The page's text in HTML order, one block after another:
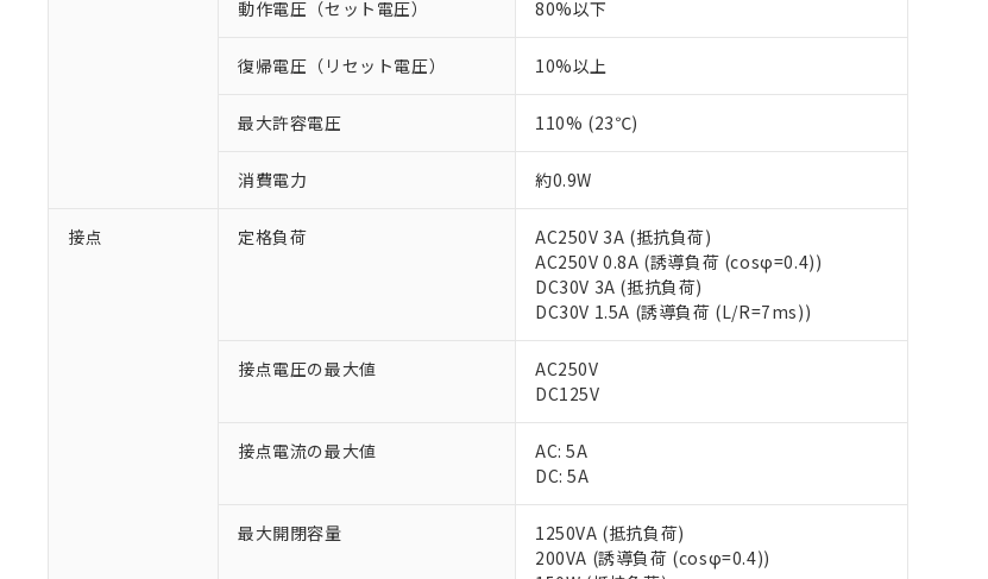
動作電圧（セット電圧） 80%以下
復帰電圧（リセット電圧） 10%以上
最大許容電圧 110% (23℃)
消費電力 約0.9W
接点 定格負荷
AC250V 3A (抵抗負荷)
AC250V 0.8A (誘導負荷 (cosφ=0.4))
DC30V 3A (抵抗負荷)
DC30V 1.5A (誘導負荷 (L/R=7ms))
接点電圧の最大値
AC250V
DC125V
接点電流の最大値
AC: 5A
DC: 5A
最大開閉容量
1250VA (抵抗負荷)
200VA (誘導負荷 (cosφ=0.4))